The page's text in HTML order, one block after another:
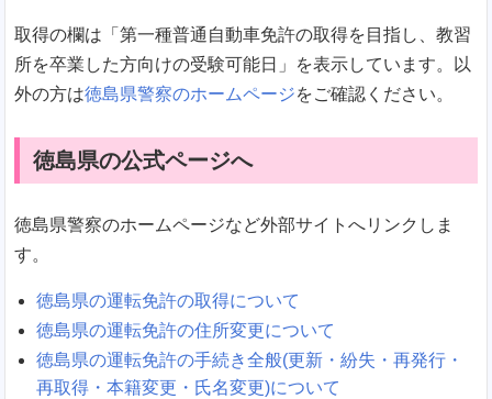
取得の欄は「第一種普通自動車免許の取得を目指し、教習
所を卒業した方向けの受験可能日」を表示しています。以
外の方は徳島県警察のホームページをご確認ください。
徳島県の公式ページへ
徳島県警察のホームページなど外部サイトへリンクしま
す。
徳島県の運転免許の取得について
徳島県の運転免許の住所変更について
徳島県の運転免許の手続き全般(更新・紛失・再発行・
再取得・本籍変更・氏名変更)について